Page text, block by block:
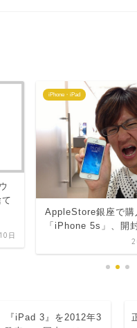
日
iPhone・iPad
AppleStore銀座で購
「iPhone 5s」、開
『iPad 3』を2012年3